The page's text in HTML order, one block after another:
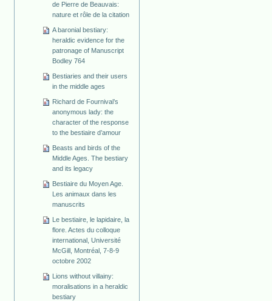
de Pierre de Beauvais:
nature et rôle de la citation
A baronial bestiary:
heraldic evidence for the
patronage of Manuscript
Bodley 764
Bestiaries and their users
in the middle ages
Richard de Fournival’s
anonymous lady: the
character of the response
to the bestiaire d’amour
Beasts and birds of the
Middle Ages. The bestiary
and its legacy
Bestiaire du Moyen Age.
Les animaux dans les
manuscrits
Le bestiaire, le lapidaire, la
flore. Actes du colloque
international, Université
McGill, Montréal, 7-8-9
octobre 2002
Lions without villainy:
moralisations in a heraldic
bestiary